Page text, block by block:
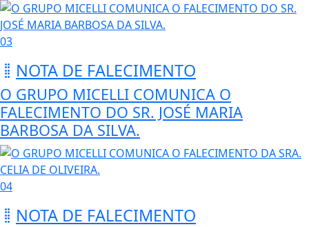
03
NOTA DE FALECIMENTO
O GRUPO MICELLI COMUNICA O
FALECIMENTO DO SR. JOSÉ MARIA
BARBOSA DA SILVA.
04
NOTA DE FALECIMENTO